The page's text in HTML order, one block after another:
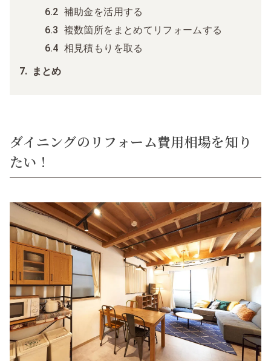
補助金を活用する
複数箇所をまとめてリフォームする
相見積もりを取る
まとめ
ダイニングのリフォーム費用相場を知り
たい！